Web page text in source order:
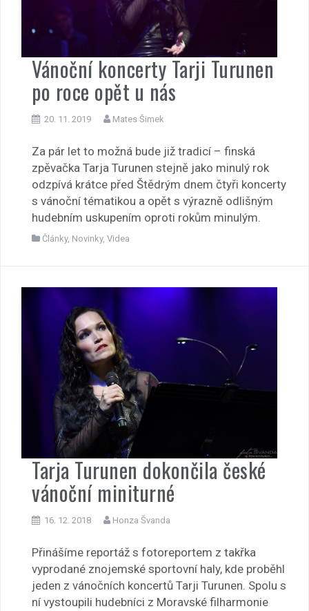
Vánoční koncerty Tarji Turunen
po roce opět u nás
20. 11. 2019 Mates Šimek
Za pár let to možná bude již tradicí – finská
zpěvačka Tarja Turunen stejně jako minulý rok
odzpívá krátce před Štědrým dnem čtyři koncerty
s vánoční tématikou a opět s výrazně odlišným
hudebním uskupením oproti rokům minulým.
Články, Novinky, Videa
Tarja Turunen dokončila české
vánoční miniturné
16. 12. 2018 Honza Švanda
Přinášíme reportáž s fotoreportem z takřka
vyprodané znojemské sportovní haly, kde proběhl
jeden z vánočních koncertů Tarji Turunen. Spolu s
ní vystoupili hudebníci z Moravské filharmonie